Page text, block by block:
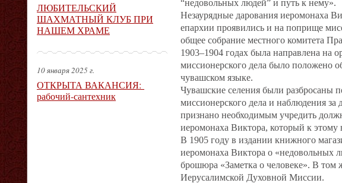
“недовольных людей” и путь к нему».
Незаурядные дарования иеромонаха
епархии проявились и на поприще
общее собрание местного комитета
1903–1904 годах была направлена на
миссионерского дела было положено
чувашском языке.
Чувашские селения были разбросаны
миссионерского дела и наблюдения
признано необходимым учредить
иеромонаха Виктора, который к этому
В 1905 году в издании книжного
иеромонаха Виктора о «недовольных
брошюра «Заметка о человеке». В
Иерусалимской Духовной Миссии.
ЛЮБИТЕЛЬСКИЙ
ШАХМАТНЫЙ КЛУБ ПРИ
НАШЕМ ХРАМЕ
10 января 2025 г.
ОТКРЫТА ВАКАНСИЯ:
рабочий-сантехник